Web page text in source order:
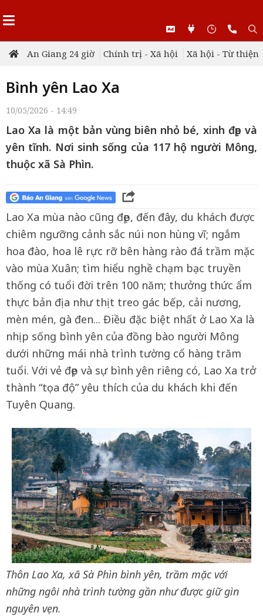
An Giang 24 giờ Chính trị - Xã hội Xã hội - Từ thiện
Bình yên Lao Xa
10/05/2026 - 14:49
Lao Xa là một bản vùng biên nhỏ bé, xinh đẹp và
yên tĩnh. Nơi sinh sống của 117 hộ người Mông,
thuộc xã Sà Phìn.
Lao Xa mùa nào cũng đẹp, đến đây, du khách được
chiêm ngưỡng cảnh sắc núi non hùng vĩ; ngắm
hoa đào, hoa lê rực rỡ bên hàng rào đá trầm mặc
vào mùa Xuân; tìm hiểu nghề chạm bạc truyền
thống có tuổi đời trên 100 năm; thưởng thức ẩm
thực bản địa như thịt treo gác bếp, cải nương,
mèn mén, gà đen... Điều đặc biệt nhất ở Lao Xa là
nhịp sống bình yên của đồng bào người Mông
dưới những mái nhà trình tường cổ hàng trăm
tuổi. Với vẻ đẹp và sự bình yên riêng có, Lao Xa trở
thành “tọa độ” yêu thích của du khách khi đến
Tuyên Quang.
Thôn Lao Xa, xã Sà Phìn bình yên, trầm mặc với
những ngôi nhà trình tường gần như được giữ gìn
nguyên vẹn.